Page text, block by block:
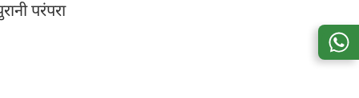
परंपरा